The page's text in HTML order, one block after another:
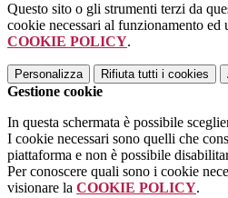
Questo sito o gli strumenti terzi da
cookie necessari al funzionamento
COOKIE POLICY.
Personalizza Rifiuta tutti i cookies
Gestione cookie
In questa schermata è possibile
I cookie necessari sono quelli che
piattaforma e non è possibile
Per conoscere quali sono i cookie
visionare la COOKIE POLICY.